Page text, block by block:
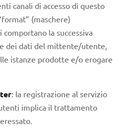
canali di accesso di questo
(maschere)
la successiva
dei dati del mittente/utente,
istanze prodotte e/o erogare
: la registrazione al servizio
implica il trattamento